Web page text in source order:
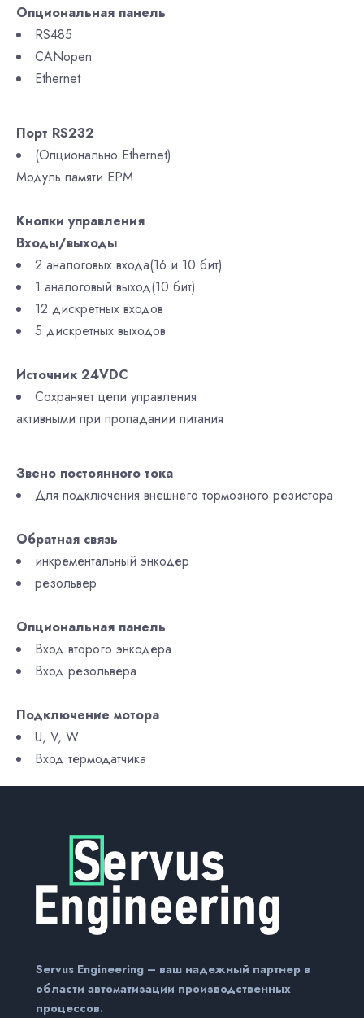
Опциональная панель
RS485
CANopen
Ethernet
Порт RS232
(Опционально Ethernet)
Модуль памяти ЕРМ
Кнопки управления
Входы/выходы
2 аналоговых входа(16 и 10 бит)
1 аналоговый выход(10 бит)
12 дискретных входов
5 дискретных выходов
Источник 24VDC
Сохраняет цепи управления
активными при пропадании питания
Звено постоянного тока
Для подключения внешнего тормозного резистора
Обратная связь
инкрементальный энкодер
резольвер
Опциональная панель
Вход второго энкодера
Вход резольвера
Подключение мотора
U, V, W
Вход термодатчика
Servus Engineering – ваш надежный партнер в
области автоматизации производственных
процессов.